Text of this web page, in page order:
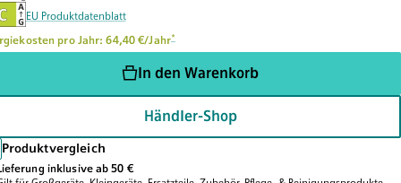
EU Produktdatenblatt
pro Jahr: 64,40 €/JahrFußnote *: Schätzung basierend auf durchschnittlichem
*
In den Warenkorb
Händler-Shop
Produktvergleich
inklusive ab 50 €